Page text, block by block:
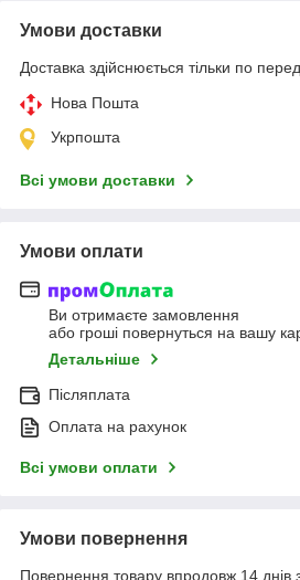
Умови доставки
Доставка здійснюється тільки по
Нова Пошта
Укрпошта
Всі умови доставки
Умови оплати
Ви отримаєте замовлення
або гроші повернуться на вашу
Детальніше
Післяплата
Оплата на рахунок
Всі умови оплати
Умови повернення
Повернення товару впродовж 14 днів